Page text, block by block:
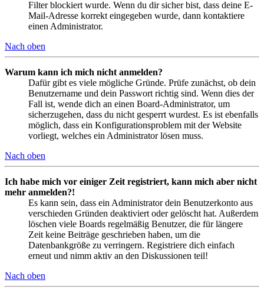
Filter blockiert wurde. Wenn du dir sicher bist, dass deine E-
Mail-Adresse korrekt eingegeben wurde, dann kontaktiere
einen Administrator.
Nach oben
Warum kann ich mich nicht anmelden?
Dafür gibt es viele mögliche Gründe. Prüfe zunächst, ob dein
Benutzername und dein Passwort richtig sind. Wenn dies der
Fall ist, wende dich an einen Board-Administrator, um
sicherzugehen, dass du nicht gesperrt wurdest. Es ist ebenfalls
möglich, dass ein Konfigurationsproblem mit der Website
vorliegt, welches ein Administrator lösen muss.
Nach oben
Ich habe mich vor einiger Zeit registriert, kann mich aber nicht
mehr anmelden?!
Es kann sein, dass ein Administrator dein Benutzerkonto aus
verschieden Gründen deaktiviert oder gelöscht hat. Außerdem
löschen viele Boards regelmäßig Benutzer, die für längere
Zeit keine Beiträge geschrieben haben, um die
Datenbankgröße zu verringern. Registriere dich einfach
erneut und nimm aktiv an den Diskussionen teil!
Nach oben